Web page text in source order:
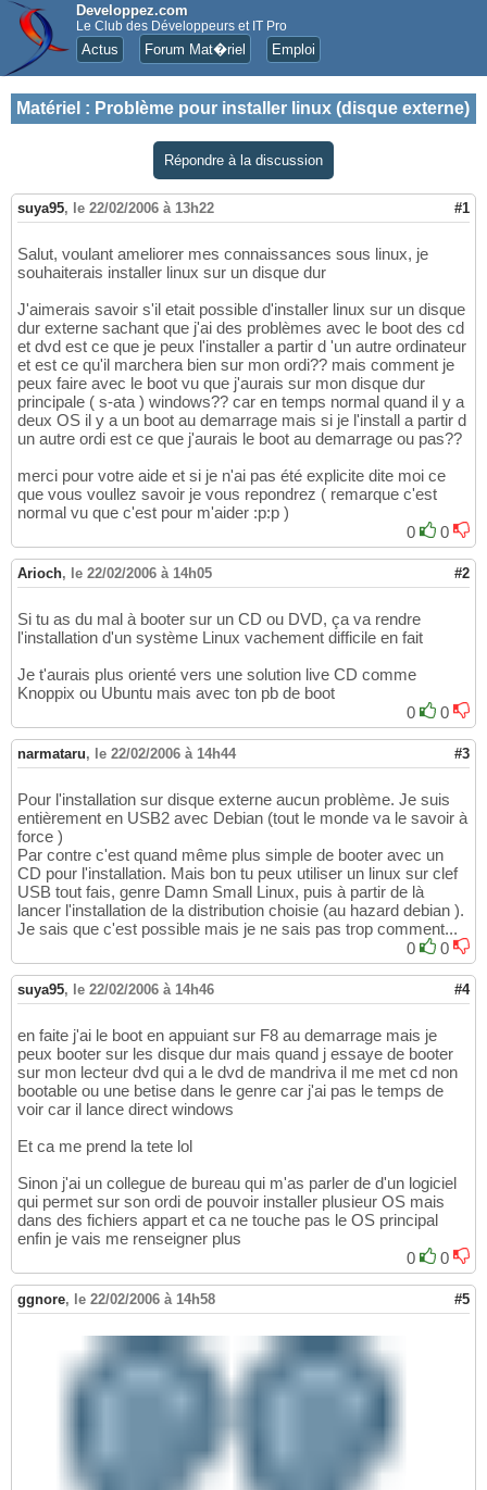
Developpez.com
Le Club des Développeurs et IT Pro
Actus Forum Mat�riel Emploi
Matériel : Problème pour installer linux (disque externe)
Répondre à la discussion
suya95, le 22/02/2006 à 13h22 #1
Salut, voulant ameliorer mes connaissances sous linux, je
souhaiterais installer linux sur un disque dur
J'aimerais savoir s'il etait possible d'installer linux sur un disque
dur externe sachant que j'ai des problèmes avec le boot des cd
et dvd est ce que je peux l'installer a partir d 'un autre ordinateur
et est ce qu'il marchera bien sur mon ordi?? mais comment je
peux faire avec le boot vu que j'aurais sur mon disque dur
principale ( s-ata ) windows?? car en temps normal quand il y a
deux OS il y a un boot au demarrage mais si je l'install a partir d
un autre ordi est ce que j'aurais le boot au demarrage ou pas??
merci pour votre aide et si je n'ai pas été explicite dite moi ce
que vous voullez savoir je vous repondrez ( remarque c'est
normal vu que c'est pour m'aider :p:p )
0
0
Arioch, le 22/02/2006 à 14h05 #2
Si tu as du mal à booter sur un CD ou DVD, ça va rendre
l'installation d'un système Linux vachement difficile en fait
Je t'aurais plus orienté vers une solution live CD comme
Knoppix ou Ubuntu mais avec ton pb de boot
0
0
narmataru, le 22/02/2006 à 14h44 #3
Pour l'installation sur disque externe aucun problème. Je suis
entièrement en USB2 avec Debian (tout le monde va le savoir à
force )
Par contre c'est quand même plus simple de booter avec un
CD pour l'installation. Mais bon tu peux utiliser un linux sur clef
USB tout fais, genre Damn Small Linux, puis à partir de là
lancer l'installation de la distribution choisie (au hazard debian ).
Je sais que c'est possible mais je ne sais pas trop comment...
0
0
suya95, le 22/02/2006 à 14h46 #4
en faite j'ai le boot en appuiant sur F8 au demarrage mais je
peux booter sur les disque dur mais quand j essaye de booter
sur mon lecteur dvd qui a le dvd de mandriva il me met cd non
bootable ou une betise dans le genre car j'ai pas le temps de
voir car il lance direct windows
Et ca me prend la tete lol
Sinon j'ai un collegue de bureau qui m'as parler de d'un logiciel
qui permet sur son ordi de pouvoir installer plusieur OS mais
dans des fichiers appart et ca ne touche pas le OS principal
enfin je vais me renseigner plus
0
0
ggnore, le 22/02/2006 à 14h58 #5